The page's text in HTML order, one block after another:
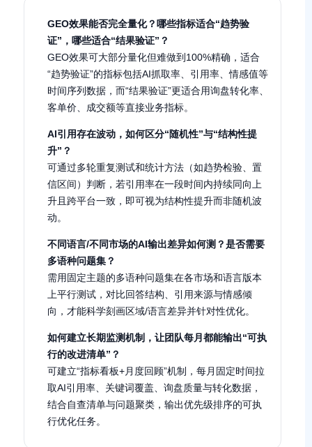
GEO效果能否完全量化？哪些指标适合“趋势验
证”，哪些适合“结果验证”？
GEO效果可大部分量化但难做到100%精确，适合
“趋势验证”的指标包括AI抓取率、引用率、情感值等
时间序列数据，而“结果验证”更适合用询盘转化率、
客单价、成交额等直接业务指标。
AI引用存在波动，如何区分“随机性”与“结构性提
升”？
可通过多轮重复测试和统计方法（如趋势检验、置
信区间）判断，若引用率在一段时间内持续同向上
升且跨平台一致，即可视为结构性提升而非随机波
动。
不同语言/不同市场的AI输出差异如何测？是否需要
多语种问题集？
需用固定主题的多语种问题集在各市场和语言版本
上平行测试，对比回答结构、引用来源与情感倾
向，才能科学刻画区域/语言差异并针对性优化。
如何建立长期监测机制，让团队每月都能输出“可执
行的改进清单”？
可建立“指标看板+月度回顾”机制，每月固定时间拉
取AI引用率、关键词覆盖、询盘质量与转化数据，
结合自查清单与问题聚类，输出优先级排序的可执
行优化任务。